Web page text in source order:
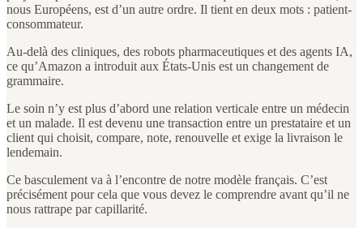
nous Européens, est d’un autre ordre. Il tient en deux mots : patient-
consommateur.
Au-delà des cliniques, des robots pharmaceutiques et des agents IA,
ce qu’Amazon a introduit aux États-Unis est un changement de
grammaire.
Le soin n’y est plus d’abord une relation verticale entre un médecin
et un malade. Il est devenu une transaction entre un prestataire et un
client qui choisit, compare, note, renouvelle et exige la livraison le
lendemain.
Ce basculement va à l’encontre de notre modèle français. C’est
précisément pour cela que vous devez le comprendre avant qu’il ne
nous rattrape par capillarité.